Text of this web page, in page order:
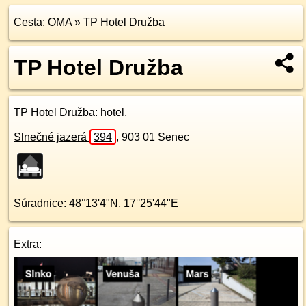
Cesta: OMA» TP Hotel Družba
TP Hotel Družba
TP Hotel Družba: hotel,
Slnečné jazerá 394 , 903 01 Senec
Súradnice: 48°13'4"N , 17°25'44"E
Extra: